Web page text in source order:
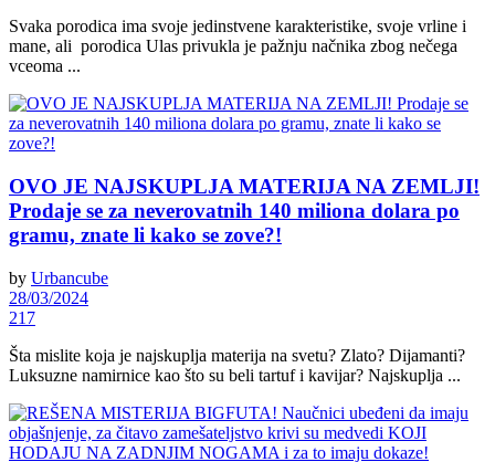
Svaka porodica ima svoje jedinstvene karakteristike, svoje vrline i
mane, ali porodica Ulas privukla je pažnju načnika zbog nečega
vceoma ...
OVO JE NAJSKUPLJA MATERIJA NA ZEMLJI!
Prodaje se za neverovatnih 140 miliona dolara po
gramu, znate li kako se zove?!
by Urbancube
28/03/2024
217
Šta mislite koja je najskuplja materija na svetu? Zlato? Dijamanti?
Luksuzne namirnice kao što su beli tartuf i kavijar? Najskuplja ...